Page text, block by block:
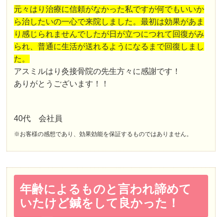
元々はり治療に信頼がなかった私ですが何でもいいか
ら治したいの一心で来院しました。最初は効果があま
り感じられませんでしたが日が立つにつれて回復がみ
られ、普通に生活が送れるようになるまで回復しまし
た。
アスミルはり灸接骨院の先生方々に感謝です！
ありがとうございます！！
40代 会社員
※お客様の感想であり、効果効能を保証するものではありません。
年齢によるものと言われ諦めて
いたけど鍼をして良かった！